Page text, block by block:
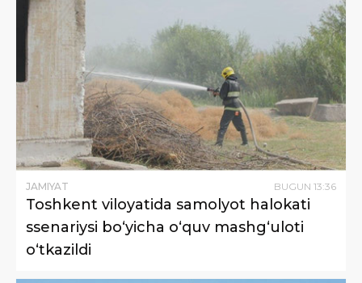
JAMIYAT BUGUN 13:36
Toshkent viloyatida samolyot halokati
ssenariysi bo‘yicha o‘quv mashg‘uloti
o‘tkazildi